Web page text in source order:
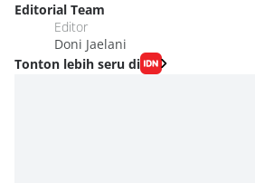
Editorial Team
Editor
Doni Jaelani
Tonton lebih seru di